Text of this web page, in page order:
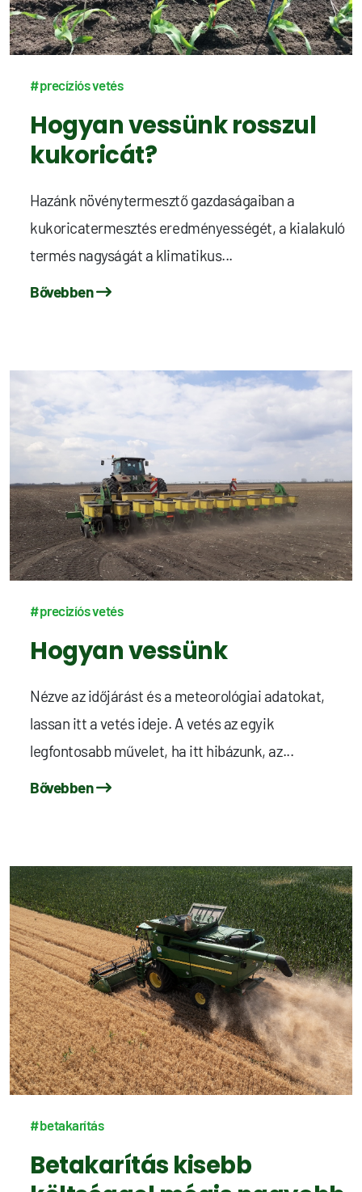
#precíziós vetés
Hogyan vessünk rosszul
kukoricát?
Hazánk növénytermesztő gazdaságaiban a
kukoricatermesztés eredményességét, a kialakuló
termés nagyságát a klimatikus...
Bővebben
#precizíós vetés
Hogyan vessünk
Nézve az időjárást és a meteorológiai adatokat,
lassan itt a vetés ideje. A vetés az egyik
legfontosabb művelet, ha itt hibázunk, az...
Bővebben
#betakarítás
Betakarítás kisebb